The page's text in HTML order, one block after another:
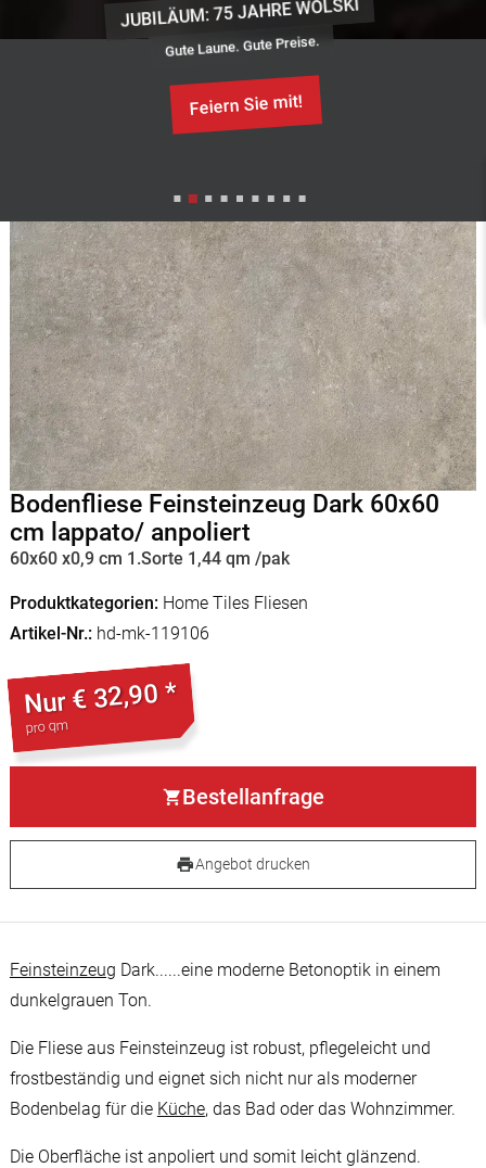
JUBILÄUM: 75 JAHRE WOLSKI
Gute Laune. Gute Preise.
Feiern Sie mit!
Bodenfliese Feinsteinzeug Dark 60x60
cm lappato/ anpoliert
60x60 x0,9 cm 1.Sorte 1,44 qm /pak
Produktkategorien Home Tiles Fliesen
Artikel-Nr. hd-mk-119106
Nur€ 32,90 *
pro qm
Bestellanfrage
Angebot drucken
Feinsteinzeug Dark......eine moderne Betonoptik in einem
dunkelgrauen Ton.
Die Fliese aus Feinsteinzeug ist robust, pflegeleicht und
frostbeständig und eignet sich nicht nur als moderner
Bodenbelag für die Küche, das Bad oder das Wohnzimmer.
Die Oberfläche ist anpoliert und somit leicht glänzend.